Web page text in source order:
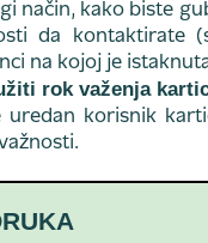
način, kako biste
da kontaktirate
na kojoj je
rok važenja
uredan korisnik